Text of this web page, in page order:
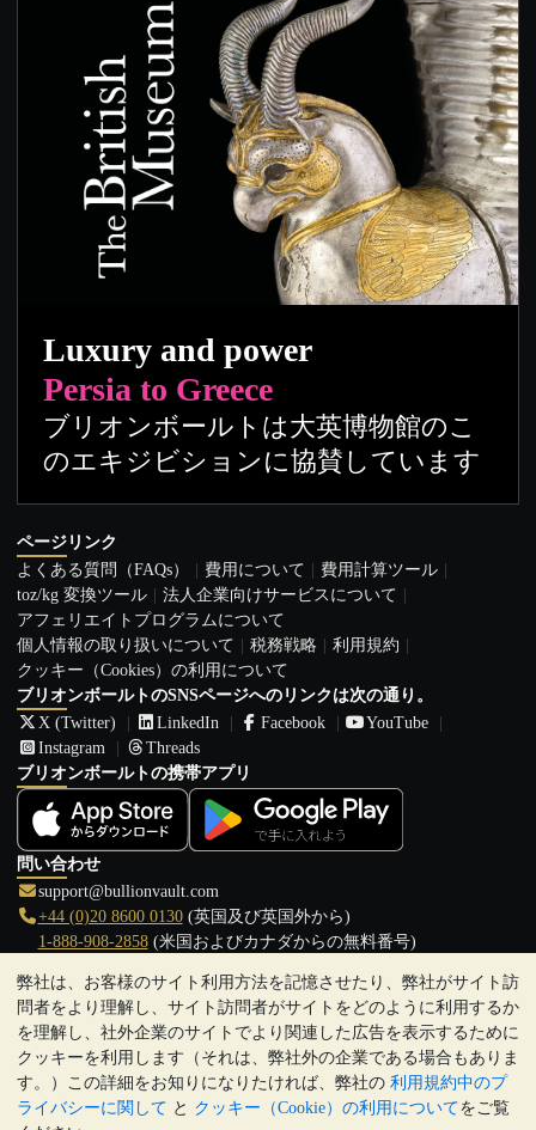
弊社は、お客様のサイト利用方法を記憶させたり、弊社がサイト訪
問者をより理解し、サイト訪問者がサイトをどのように利用するか
を理解し、社外企業のサイトでより関連した広告を表示するために
クッキーを利用します（それは、弊社外の企業である場合もありま
す。）この詳細をお知りになりたければ、弊社の 利用規約中のプ
ライバシーに関して と クッキー（Cookie）の利用についてをご覧
Luxury and power
Persia to Greece
ブリオンボールトは大英博物館のこ
のエキジビションに協賛しています
ページリンク
よくある質問（FAQs）
費用について
費用計算ツール
toz/kg 変換ツール
法人企業向けサービスについて
アフェリエイトプログラムについて
個人情報の取り扱いについて
税務戦略
利用規約
クッキー（Cookies）の利用について
ブリオンボールトのSNSページへのリンクは次の通り。
X (Twitter)
LinkedIn Facebook
YouTube
Instagram
Threads
ブリオンボールトの携帯アプリ
問い合わせ
support@bullionvault.com
+44 (0)20 8600 0130(英国及び英国外から)
1-888-908-2858(米国およびカナダからの無料番号)
クリックして通話を開始
営業時間:
9:00～20:30 (英国), 月曜日から金曜日
17:00～2:30（日本時間）, 月曜日から金曜日
Galmarley Ltd T/A BullionVault